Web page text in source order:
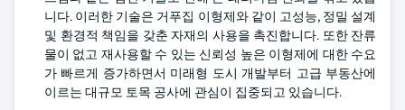
니다. 이러한 기술은 거푸집 이형제와 같이 고성능, 정밀 설계
및 환경적 책임을 갖춘 자재의 사용을 촉진합니다. 또한 잔류
물이 없고 재사용할 수 있는 신뢰성 높은 이형제에 대한 수요
가 빠르게 증가하면서 미래형 도시 개발부터 고급 부동산에
이르는 대규모 토목 공사에 관심이 집중되고 있습니다.